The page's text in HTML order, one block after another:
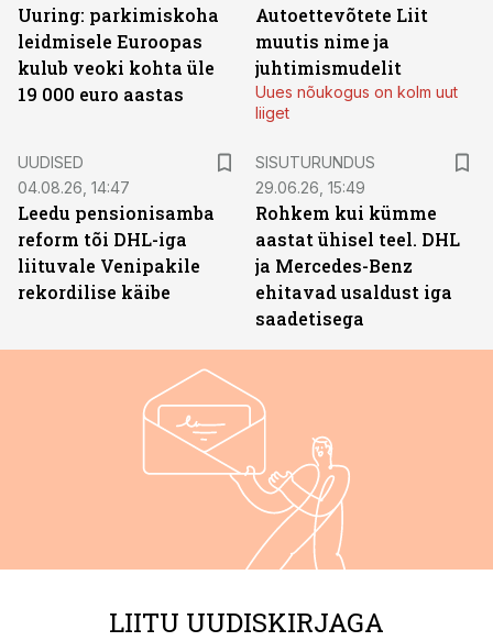
Uuring: parkimiskoha
leidmisele Euroopas
kulub veoki kohta üle
19 000 euro aastas
Autoettevõtete Liit
muutis nime ja
juhtimismudelit
Uues nõukogus on kolm uut
liiget
UUDISED
04.08.26, 14:47
Leedu pensionisamba
reform tõi DHL-iga
liituvale Venipakile
rekordilise käibe
SISUTURUNDUS
29.06.26, 15:49
Rohkem kui kümme
aastat ühisel teel. DHL
ja Mercedes-Benz
ehitavad usaldust iga
saadetisega
LIITU UUDISKIRJAGA